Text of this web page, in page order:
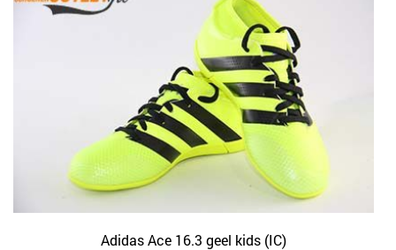
Adidas Ace 16.3 geel kids (IC)